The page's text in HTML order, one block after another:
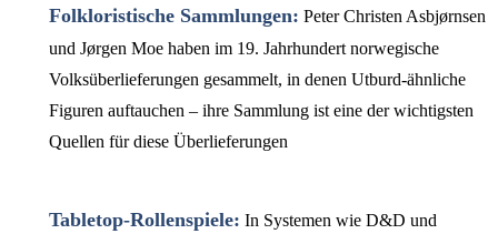
Folkloristische Sammlungen: Peter Christen Asbjørnsen
und Jørgen Moe haben im 19. Jahrhundert norwegische
Volksüberlieferungen gesammelt, in denen Utburd-ähnliche
Figuren auftauchen – ihre Sammlung ist eine der wichtigsten
Quellen für diese Überlieferungen
Tabletop-Rollenspiele: In Systemen wie D&D und